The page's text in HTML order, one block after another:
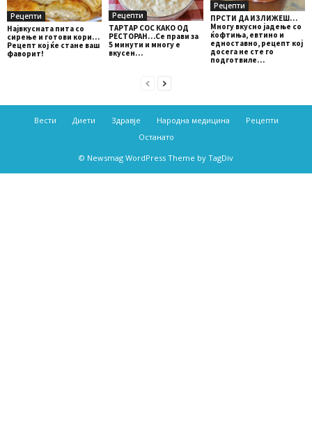
Рецепти
Највкусната пита со
сирење и готови кори…
Рецепт кој ќе стане ваш
фаворит!
Рецепти
ТАРТАР СОС КАКО ОД
РЕСТОРАН…Се прави за
5 минути и многу е
вкусен…
Рецепти
ПРСТИ ДА ИЗЛИЖЕШ…
Многу вкусно јадење со
ќофтиња, евтино и
едноставно, рецепт кој
досега не сте го
подготвиле…
Вести Диети Здравје Народна медицина
Рецепти
Останато
© Newsmag WordPress Theme by TagDiv